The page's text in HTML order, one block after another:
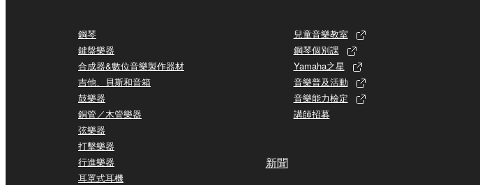
鋼琴
鍵盤樂器
合成器&數位音樂製作器材
吉他、貝斯和音箱
鼓樂器
銅管／木管樂器
弦樂器
打擊樂器
行進樂器
耳罩式耳機
兒童音樂教室
鋼琴個別課
Yamaha之星
音樂普及活動
音樂能力檢定
講師招募
新聞